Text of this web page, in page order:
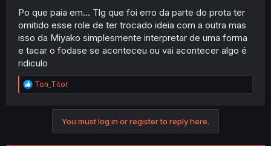
Po que paia em... Tlg que foi erro da parte do prota ter
omitido esse role de ter trocado ideia com a outra mas
isso da Miyako simplesmente interpretar de uma forma
e tacar o fodase se aconteceu ou vai acontecer algo é
ridiculo
R
e
Ton_Titor
You must log in or register to reply here.